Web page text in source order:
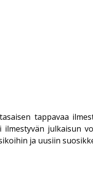
tappavaa
julkaisun
ja uusiin